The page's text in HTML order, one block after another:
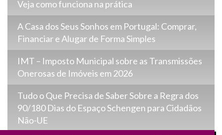
Veja como funciona na prática
A Casa dos Seus Sonhos em Portugal: Comprar,
Financiar e Alugar de Forma Simples
IMT – Imposto Municipal sobre as Transmissões
Onerosas de Imóveis em 2026
Tudo o Que Precisa de Saber Sobre a Regra dos
90/180 Dias do Espaço Schengen para Cidadãos
Não-UE